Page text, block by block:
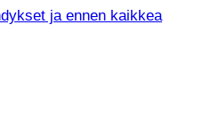
ja ennen kaikkea